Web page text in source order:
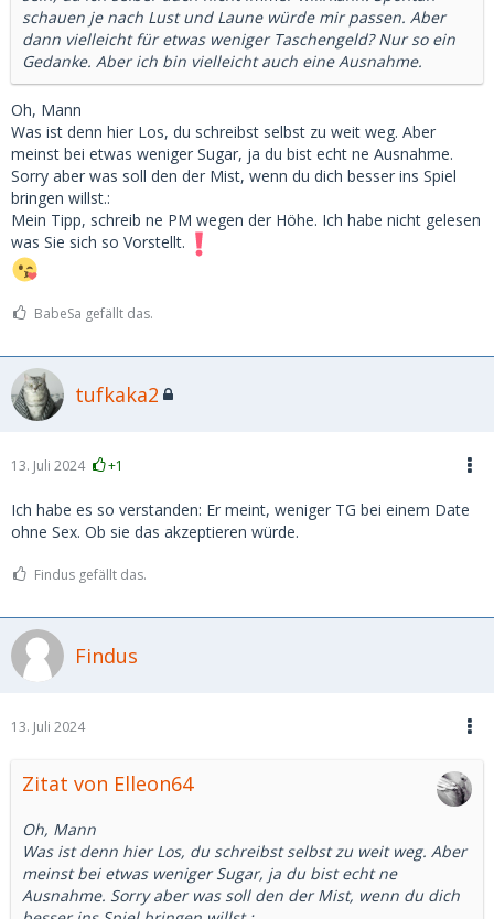
schauen je nach Lust und Laune würde mir passen. Aber
dann vielleicht für etwas weniger Taschengeld? Nur so ein
Gedanke. Aber ich bin vielleicht auch eine Ausnahme.
Oh, Mann
Was ist denn hier Los, du schreibst selbst zu weit weg. Aber
meinst bei etwas weniger Sugar, ja du bist echt ne Ausnahme.
Sorry aber was soll den der Mist, wenn du dich besser ins Spiel
bringen willst.:
Mein Tipp, schreib ne PM wegen der Höhe. Ich habe nicht gelesen
was Sie sich so Vorstellt.
BabeSa gefällt das.
tufkaka2
13. Juli 2024 +1
Ich habe es so verstanden: Er meint, weniger TG bei einem Date
ohne Sex. Ob sie das akzeptieren würde.
Findus gefällt das.
Findus
13. Juli 2024
Zitat von Elleon64
Oh, Mann
Was ist denn hier Los, du schreibst selbst zu weit weg. Aber
meinst bei etwas weniger Sugar, ja du bist echt ne
Ausnahme. Sorry aber was soll den der Mist, wenn du dich